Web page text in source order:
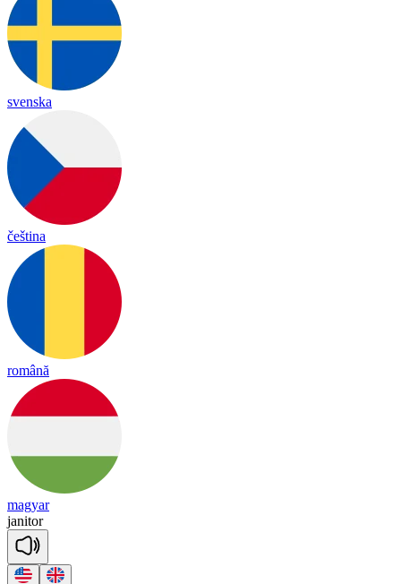
svenska
čeština
română
magyar
janitor